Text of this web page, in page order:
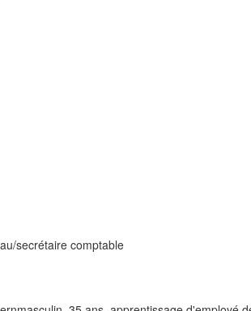
secrétaire comptable